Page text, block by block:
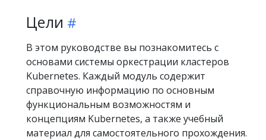
Цели
В этом руководстве вы познакомитесь с
основами системы оркестрации кластеров
Kubernetes. Каждый модуль содержит
справочную информацию по основным
функциональным возможностям и
концепциям Kubernetes, а также учебный
материал для самостоятельного прохождения.